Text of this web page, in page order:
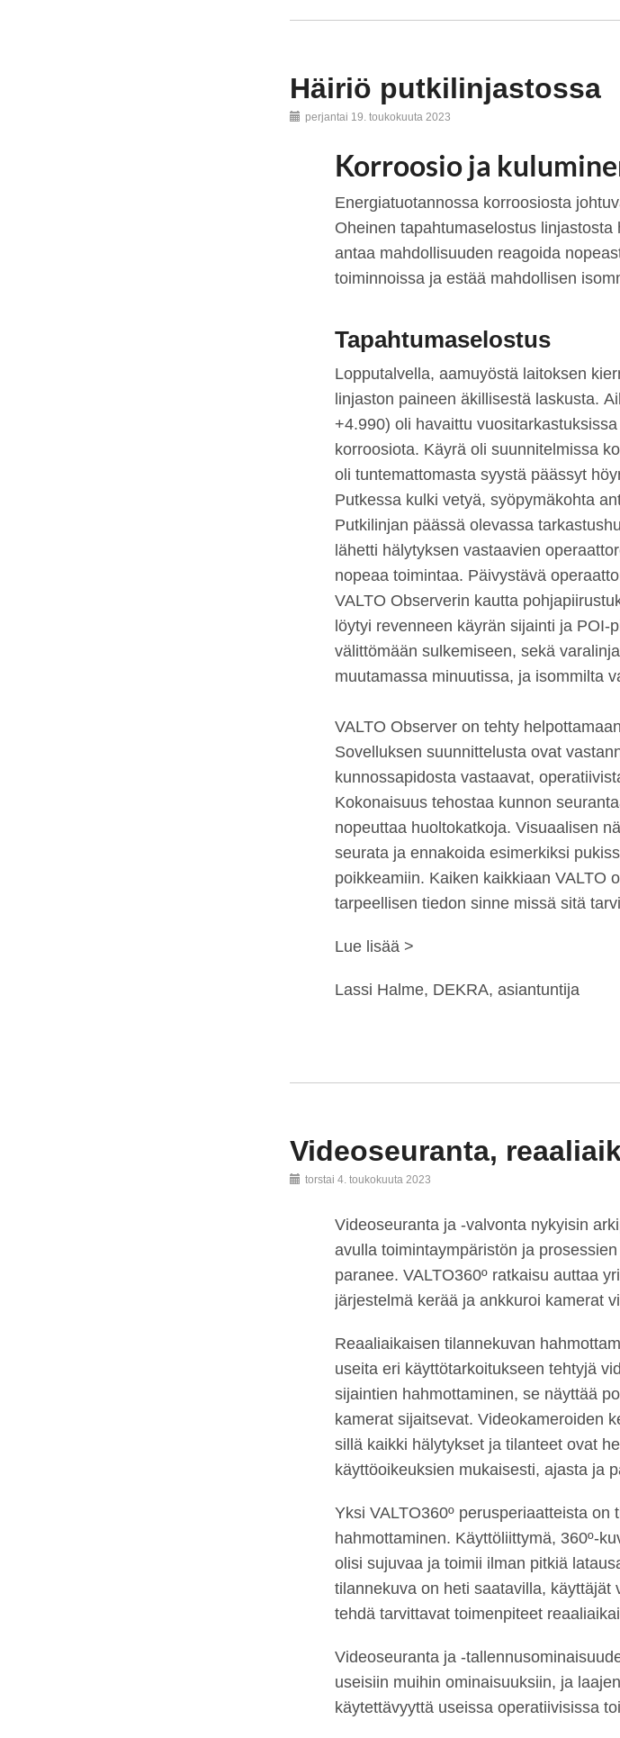
Häiriö putkilinjastossa
perjantai 19. toukokuuta 2023
Korroosio ja
Energiatuotannossa korroosiosta
Oheinen tapahtumaselostus
antaa mahdollisuuden reagoida
toiminnoissa ja estää mahdollisen
Tapahtumaselostus
Lopputalvella, aamuyöstä laitoksen
linjaston paineen äkillisestä laskusta.
+4.990) oli havaittu
korroosiota. Käyrä oli suunnitelmissa
oli tuntemattomasta syystä päässyt
Putkessa kulki vetyä, syöpymäkohta
Putkilinjan päässä olevassa
lähetti hälytyksen vastaavien
nopeaa toimintaa. Päivystävä
VALTO Observerin kautta
löytyi revenneen käyrän sijainti ja POI-
välittömään sulkemiseen, sekä
muutamassa minuutissa, ja isommilta
VALTO Observer on tehty
Sovelluksen suunnittelusta ovat
kunnossapidosta vastaavat,
Kokonaisuus tehostaa kunnon
nopeuttaa huoltokatkoja. Visuaalisen
seurata ja ennakoida esimerkiksi
poikkeamiin. Kaiken kaikkiaan VALTO
tarpeellisen tiedon sinne missä sitä
Lue lisää >
Lassi Halme, DEKRA, asiantuntija
Videoseuranta,
torstai 4. toukokuuta 2023
Videoseuranta ja -valvonta nykyisin
avulla toimintaympäristön ja
paranee. VALTO360º ratkaisu auttaa
järjestelmä kerää ja ankkuroi kamerat
Reaaliaikaisen tilannekuvan
useita eri käyttötarkoitukseen tehtyjä
sijaintien hahmottaminen, se näyttää
kamerat sijaitsevat. Videokameroiden
sillä kaikki hälytykset ja tilanteet ovat
käyttöoikeuksien mukaisesti, ajasta ja
Yksi VALTO360º perusperiaatteista
hahmottaminen. Käyttöliittymä, 360º-
olisi sujuvaa ja toimii ilman pitkiä
tilannekuva on heti saatavilla,
tehdä tarvittavat toimenpiteet
Videoseuranta ja -
useisiin muihin ominaisuuksiin, ja
käytettävyyttä useissa operatiivisissa